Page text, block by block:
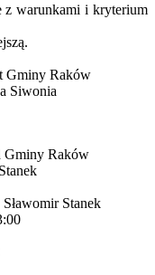
z warunkami i kryterium
Gminy Raków
Siwonia
Gminy Raków
Stanek